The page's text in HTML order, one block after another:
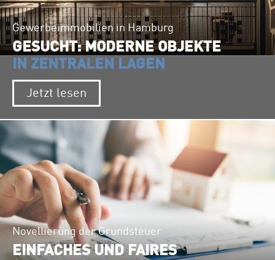
Gewerbeimmobilien in Hamburg
GESUCHT: MODERNE OBJEKTE
IN ZENTRALEN LAGEN
Jetzt lesen
Novellierung der Grundsteuer
EINFACHES UND FAIRES